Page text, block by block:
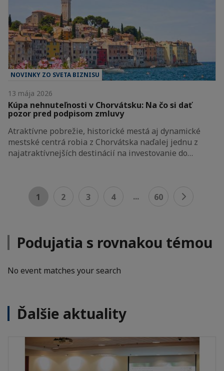
NOVINKY ZO SVETA BIZNISU
13 mája 2026
Kúpa nehnuteľnosti v Chorvátsku: Na čo si dať
pozor pred podpisom zmluvy
Atraktívne pobrežie, historické mestá aj dynamické
mestské centrá robia z Chorvátska naďalej jednu z
najatraktívnejších destinácií na investovanie do…
1 2 3 4 ... 60
Podujatia s rovnakou témou
No event matches your search
Ďalšie aktuality